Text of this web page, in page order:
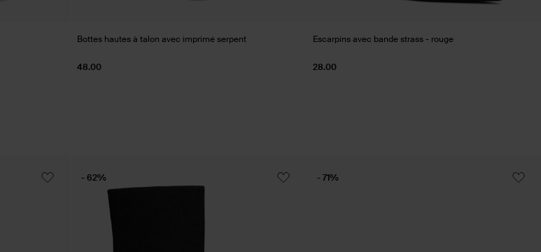
Bottes hautes à talon avec imprimé serpent
48.00
Escarpins avec bande strass - rouge
28.00
- 62% - 71%